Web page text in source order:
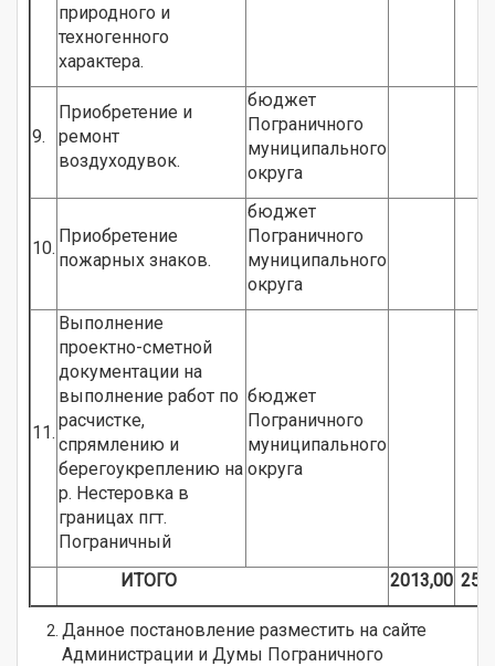
природного и
техногенного
характера.
9.
Приобретение и
ремонт
воздуходувок.
бюджет
Пограничного
муниципального
округа
10.
Приобретение
пожарных знаков.
бюджет
Пограничного
муниципального
округа
11.
Выполнение
проектно-сметной
документации на
выполнение работ по
расчистке,
спрямлению и
берегоукреплению на
р. Нестеровка в
границах пгт.
Пограничный
бюджет
Пограничного
муниципального
округа
ИТОГО 2013,00
Данное постановление разместить на сайте
Администрации и Думы Пограничного